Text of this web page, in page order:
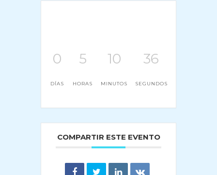
0
DÍAS
5
HORAS
10
MINUTOS
36
SEGUNDOS
COMPARTIR ESTE EVENTO